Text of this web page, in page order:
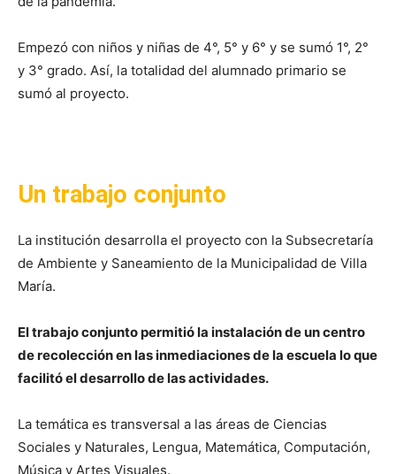
Empezó con niños y niñas de 4°, 5° y 6° y se sumó 1°, 2°
y 3° grado. Así, la totalidad del alumnado primario se
sumó al proyecto.
Un trabajo conjunto
La institución desarrolla el proyecto con la Subsecretaría
de Ambiente y Saneamiento de la Municipalidad de Villa
María.
El trabajo conjunto permitió la instalación de un centro
de recolección en las inmediaciones de la escuela lo que
facilitó el desarrollo de las actividades.
La temática es transversal a las áreas de Ciencias
Sociales y Naturales, Lengua, Matemática, Computación,
Música y Artes Visuales.